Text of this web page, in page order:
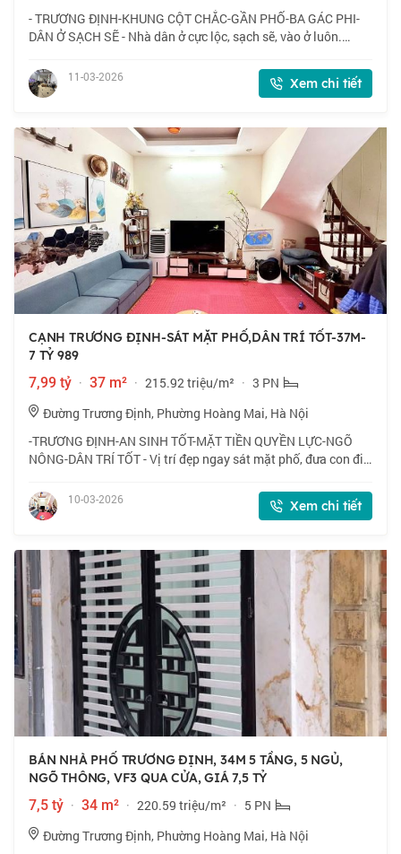
- TRƯƠNG ĐỊNH-KHUNG CỘT CHẮC-GẦN PHỐ-BA GÁC PHI-
DÂN Ở SẠCH SẼ - Nhà dân ở cực lộc, sạch sẽ, vào ở luôn.
mất 2 phút tới ngã tư Trương Định T
11-03-2026 Xem chi tiết
CẠNH TRƯƠNG ĐỊNH-SÁT MẶT PHỐ,DÂN TRÍ TỐT-37M-
7 TỶ 989
7,99 tỷ · 37 m² · 215.92 triệu/m² · 3 PN
Đường Trương Định, Phường Hoàng Mai, Hà Nội
-TRƯƠNG ĐỊNH-AN SINH TỐT-MẶT TIỀN QUYỀN LỰC-NGÕ
NÔNG-DÂN TRÍ TỐT - Vị trí đẹp ngay sát mặt phố, đưa con đi
đẹp tiện ích nhiều như Ao Sào,Đồ
10-03-2026 Xem chi tiết
BÁN NHÀ PHỐ TRƯƠNG ĐỊNH, 34M 5 TẦNG, 5 NGỦ,
NGÕ THÔNG, VF3 QUA CỬA, GIÁ 7,5 TỶ
7,5 tỷ · 34 m² · 220.59 triệu/m² · 5 PN
Đường Trương Định, Phường Hoàng Mai, Hà Nội